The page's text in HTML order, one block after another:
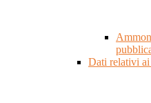
Dati relativi ai